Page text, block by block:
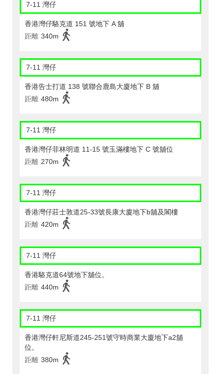
7-11 灣仔
香港灣仔駱克道 151 號地下 A 舖
距離 340m
7-11 灣仔
香港告士打道 138 號聯合鹿島大廈地下 B 舖
距離 480m
7-11 灣仔
香港灣仔菲林明道 11-15 號玉滿樓地下 C 號舖位
距離 270m
7-11 灣仔
香港灣仔莊士敦道25-33號長康大廈地下b舖及閣樓
距離 420m
7-11 灣仔
香港駱克道64號地下舖位。
距離 440m
7-11 灣仔
香港灣仔軒尼斯道245-251號守時商業大廈地下a2舖
位。
距離 380m